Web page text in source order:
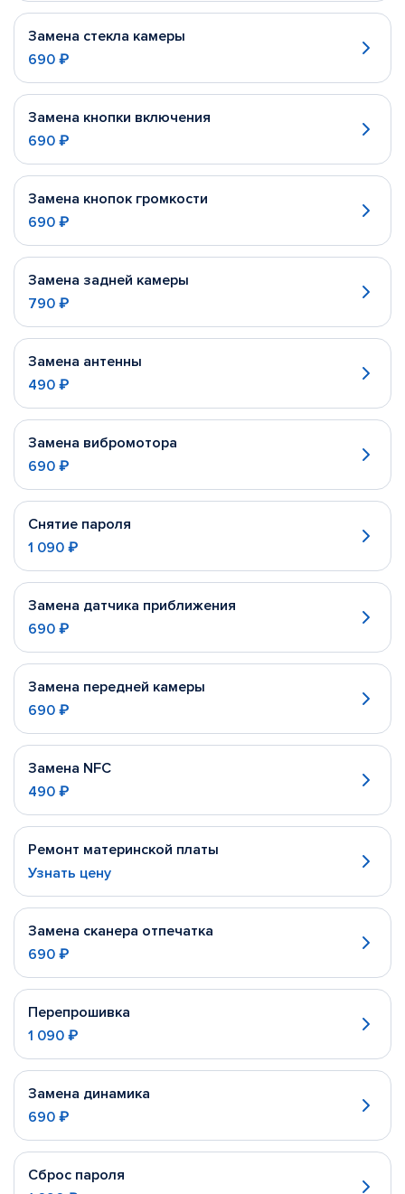
Замена стекла камеры
690 ₽
Замена кнопки включения
690 ₽
Замена кнопок громкости
690 ₽
Замена задней камеры
790 ₽
Замена антенны
490 ₽
Замена вибромотора
690 ₽
Снятие пароля
1 090 ₽
Замена датчика приближения
690 ₽
Замена передней камеры
690 ₽
Замена NFC
490 ₽
Ремонт материнской платы
Узнать цену
Замена сканера отпечатка
690 ₽
Перепрошивка
1 090 ₽
Замена динамика
690 ₽
Сброс пароля